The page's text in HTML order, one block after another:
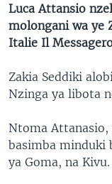
Luca Attansio
molongani wa ye
Italie Il
Zakia Seddiki
Nzinga ya libota
Ntoma Attanasio,
basimba minduki
ya Goma, na Kivu.